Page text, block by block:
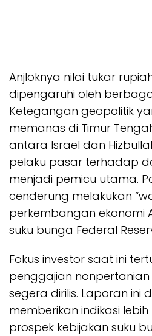
Anjloknya nilai tukar
dipengaruhi oleh
Ketegangan geopolitik
memanas di Timur
antara Israel dan
pelaku pasar terhadap
menjadi pemicu utama.
cenderung melakukan
perkembangan ekonomi
suku bunga Federal
Fokus investor saat ini
penggajian nonpertanian
segera dirilis. Laporan ini
memberikan indikasi
prospek kebijakan suku